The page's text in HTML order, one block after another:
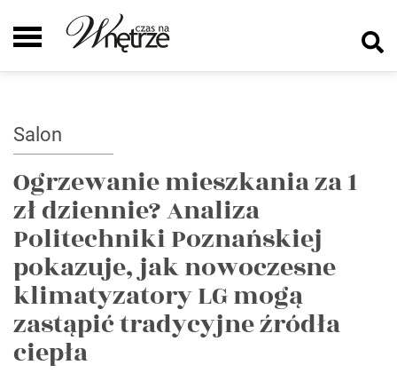
Salon
Ogrzewanie mieszkania za 1
zł dziennie? Analiza
Politechniki Poznańskiej
pokazuje, jak nowoczesne
klimatyzatory LG mogą
zastąpić tradycyjne źródła
ciepła